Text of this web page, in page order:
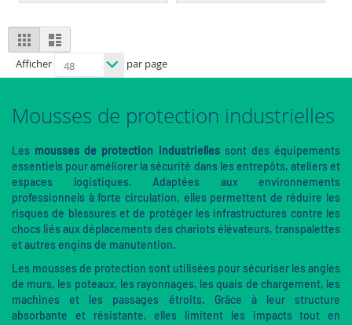
View
as
Grid List
Afficher par page
Mousses de protection industrielles
Les mousses de protection industriellessont des équipements
essentiels pour améliorer la sécurité dans les entrepôts, ateliers et
espaces logistiques. Adaptées aux environnements
professionnels à forte circulation, elles permettent de réduire les
risques de blessures et de protéger les infrastructures contre les
chocs liés aux déplacements des chariots élévateurs, transpalettes
et autres engins de manutention.
Les mousses de protection sont utilisées pour sécuriser les angles
de murs, les poteaux, les rayonnages, les quais de chargement, les
machines et les passages étroits. Grâce à leur structure
absorbante et résistante, elles limitent les impacts tout en